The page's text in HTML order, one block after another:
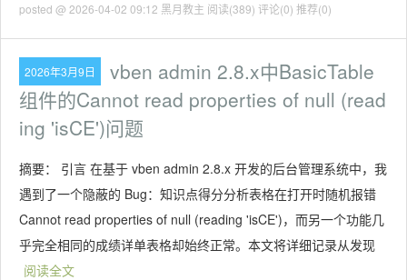
posted @ 2026-04-02 09:12 黑月教主 阅读(389) 评论(0) 推荐(0)
2026年3月9日
vben admin 2.8.x中BasicTable
组件的Cannot read properties of null (read
ing 'isCE')问题
摘要： 引言 在基于 vben admin 2.8.x 开发的后台管理系统中，我
遇到了一个隐蔽的 Bug：知识点得分分析表格在打开时随机报错
Cannot read properties of null (reading 'isCE')，而另一个功能几
乎完全相同的成绩详单表格却始终正常。本文将详细记录从发现
阅读全文